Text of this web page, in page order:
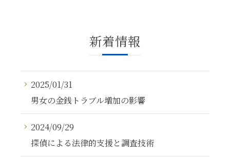
新着情報
2025/01/31
男女の金銭トラブル増加の影響
2024/09/29
探偵による法律的支援と調査技術